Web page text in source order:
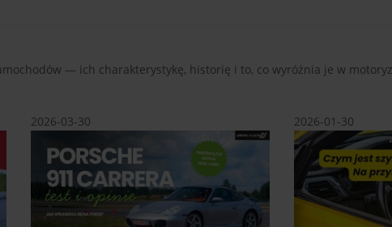
— ich charakterystykę, historię i to, co wyróżnia je w
2026-03-30 2026-01-30